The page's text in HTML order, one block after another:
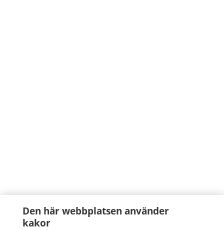
Den här webbplatsen använder
kakor